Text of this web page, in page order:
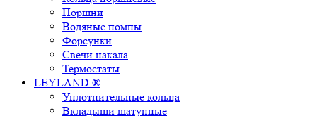
Поршни
Водяные помпы
Форсунки
Свечи накала
Термостаты
LEYLAND ®
Уплотнительные кольца
Вкладыши шатунные